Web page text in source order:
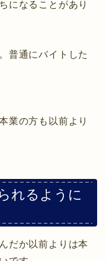
になることがあり
普通にバイトした
業の方も以前より
れるように
だか以前よりは本